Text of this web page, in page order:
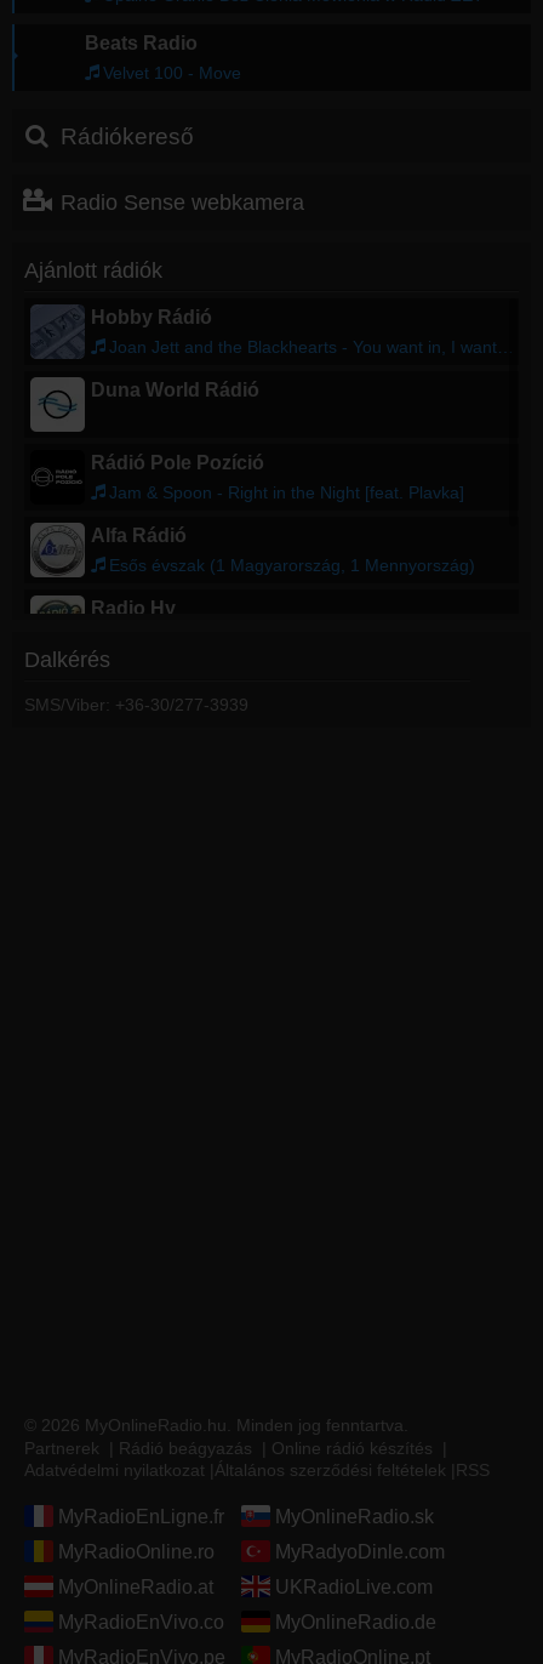
Beats Radio
Velvet 100 - Move
Rádiókereső
Radio Sense webkamera
Ajánlott rádiók
Hobby Rádió
Joan Jett and the Blackhearts - You want in, I want out
Duna World Rádió
Rádió Pole Pozíció
Jam & Spoon - Right in the Night [feat. Plavka]
Alfa Rádió
Esős évszak (1 Magyarország, 1 Mennyország)
Radio Hy
Begurulva
Dalkérés
SMS/Viber: +36-30/277-3939
© 2026 MyOnlineRadio.hu. Minden jog fenntartva.
Partnerek
Rádió beágyazás Online rádió készítés
Adatvédelmi nyilatkozat Általános szerződési feltételek RSS
MyRadioEnLigne.fr
MyOnlineRadio.sk
MyRadioOnline.ro
MyRadyoDinle.com
MyOnlineRadio.at
UKRadioLive.com
MyRadioEnVivo.co
MyOnlineRadio.de
MyRadioEnVivo.pe
MyRadioOnline.pt